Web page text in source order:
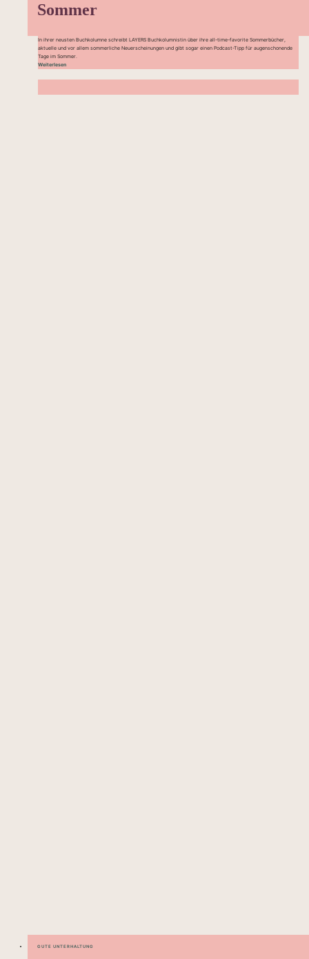
Sommer
In ihrer neusten Buchkolumne schreibt LAYERS Buchkolumnistin über ihre all-time-favorite Sommerbücher,
aktuelle und vor allem sommerliche Neuerscheinungen und gibt sogar einen Podcast-Tipp für augenschonende
Tage im Sommer.
Weiterlesen
GUTE UNTERHALTUNG